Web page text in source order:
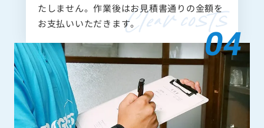
たしません。作業後はお見積書通りの金額を
お支払いいただきます。